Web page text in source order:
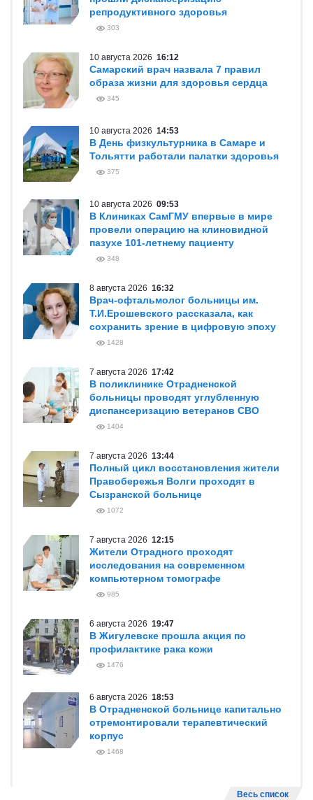
репродуктивного здоровья
303
10 августа 2026 16:12
Самарский врач назвала 7 правил
образа жизни для здоровья сердца
345
10 августа 2026 14:53
В День физкультурника в Самаре и
Тольятти работали палатки здоровья
375
10 августа 2026 09:53
В Клиниках СамГМУ впервые в мире
провели операцию на клиновидной
пазухе 101-летнему пациенту
348
8 августа 2026 16:32
Врач-офтальмолог больницы им.
Т.И.Ерошевского рассказала, как
сохранить зрение в цифровую эпоху
1428
7 августа 2026 17:42
В поликлинике Отрадненской
больницы проводят углубленную
диспансеризацию ветеранов СВО
1404
7 августа 2026 13:44
Полный цикл восстановления жители
Правобережья Волги проходят в
Сызранской больнице
1072
7 августа 2026 12:15
Жители Отрадного проходят
исследования на современном
компьютерном томографе
985
6 августа 2026 19:47
В Жигулевске прошла акция по
профилактике рака кожи
1476
6 августа 2026 18:53
В Отрадненской больнице капитально
отремонтировали терапевтический
корпус
1468
Весь список